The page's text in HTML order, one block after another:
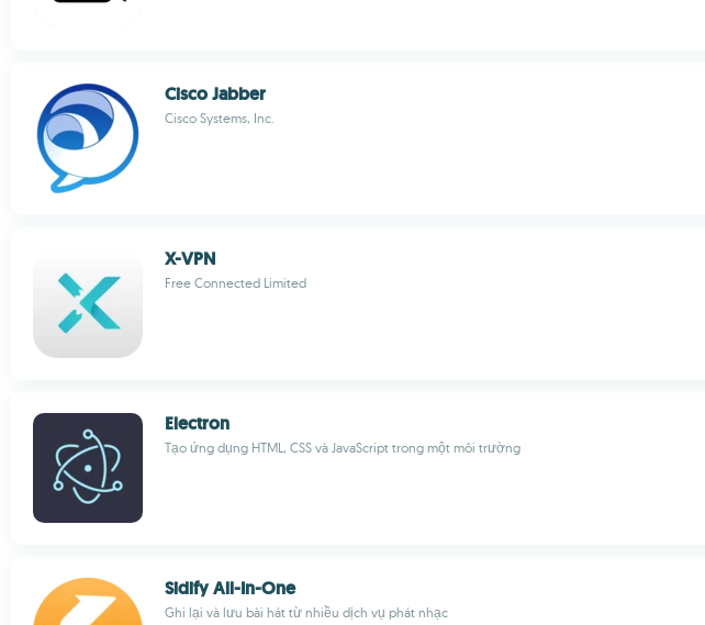
Cisco Jabber
Cisco Systems, Inc.
X-VPN
Free Connected Limited
Electron
Tạo ứng dụng HTML, CSS và JavaScript trong một môi trường
Sidify All-In-One
Ghi lại và lưu bài hát từ nhiều dịch vụ phát nhạc